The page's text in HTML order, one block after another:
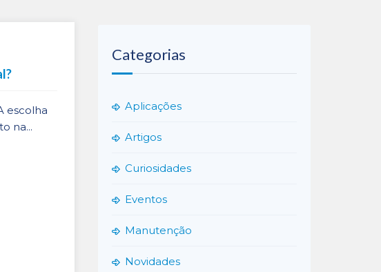
escolha
na...
Categorias
Aplicações
Artigos
Curiosidades
Eventos
Manutenção
Novidades